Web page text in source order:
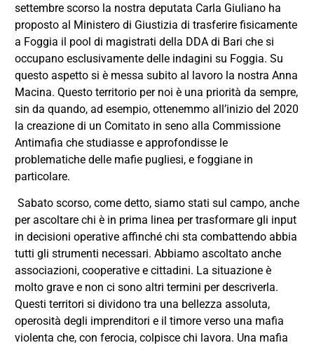
settembre scorso la nostra deputata Carla Giuliano ha
proposto al Ministero di Giustizia di trasferire fisicamente
a Foggia il pool di magistrati della DDA di Bari che si
occupano esclusivamente delle indagini su Foggia. Su
questo aspetto si è messa subito al lavoro la nostra Anna
Macina. Questo territorio per noi è una priorità da sempre,
sin da quando, ad esempio, ottenemmo all’inizio del 2020
la creazione di un Comitato in seno alla Commissione
Antimafia che studiasse e approfondisse le
problematiche delle mafie pugliesi, e foggiane in
particolare.
Sabato scorso, come detto, siamo stati sul campo, anche
per ascoltare chi è in prima linea per trasformare gli input
in decisioni operative affinché chi sta combattendo abbia
tutti gli strumenti necessari. Abbiamo ascoltato anche
associazioni, cooperative e cittadini. La situazione è
molto grave e non ci sono altri termini per descriverla.
Questi territori si dividono tra una bellezza assoluta,
operosità degli imprenditori e il timore verso una mafia
violenta che, con ferocia, colpisce chi lavora. Una mafia